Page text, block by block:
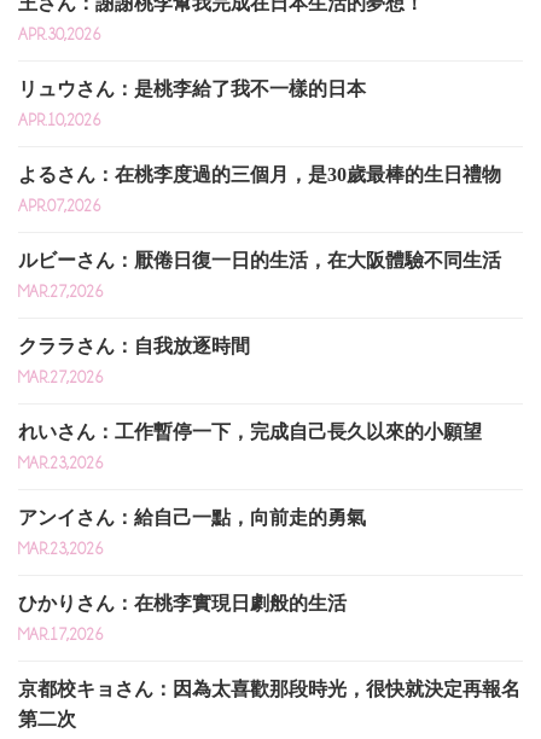
APR.30,2026
リュウさん：是桃李給了我不一樣的日本
APR.10,2026
よるさん：在桃李度過的三個月，是30歲最棒的生日禮物
APR.07,2026
ルビーさん：厭倦日復一日的生活，在大阪體驗不同生活
MAR.27,2026
クララさん：自我放逐時間
MAR.27,2026
れいさん：工作暫停一下，完成自己長久以來的小願望
MAR.23,2026
アンイさん：給自己一點，向前走的勇氣
MAR.23,2026
ひかりさん：在桃李實現日劇般的生活
MAR.17,2026
京都校キョさん：因為太喜歡那段時光，很快就決定再報名
第二次